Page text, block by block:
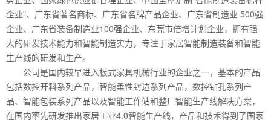
企业”、广东省著名商标、广东省名牌产品企业、广东省制造业 500强
企业、广东省装备制造业100强企业、东莞市倍增计划企业，拥有强
大的研发技术能力和智能制造实力，专注于家居智能制造装备和智能
生产线的研发和生产。
公司是国内较早进入板式家具机械行业的企业之一，基本的产品
包括数控开料系列产品，智能柔性封边系列产品，数控钻孔系列产
品、智能包装系列产品以及智能工作站和整厂智能生产线解决方案，
在国内率先研发推出家居工业4.0智能生产线，产品和技术得到了国家